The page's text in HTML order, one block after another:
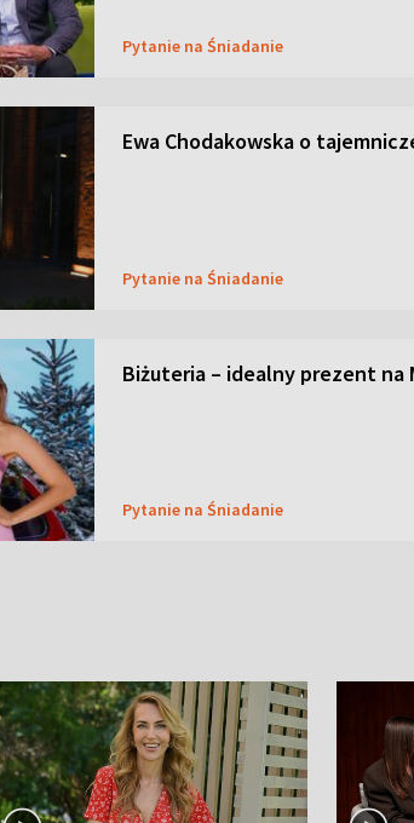
Pytanie na Śniadanie
Ewa Chodakowska o
Pytanie na Śniadanie
Biżuteria – idealny prezent na
Pytanie na Śniadanie